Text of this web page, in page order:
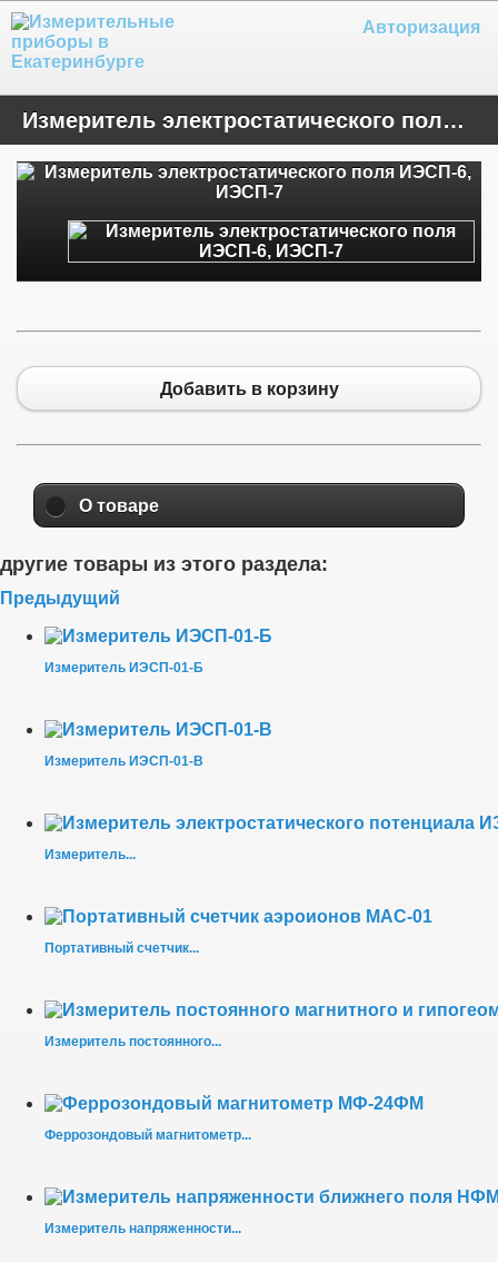
Авторизация
Измеритель электростатического поля ИЭСП-6, ИЭСП-7
Добавить в корзину
О товаре
другие товары из этого раздела:
Предыдущий
Измеритель ИЭСП-01-Б
Измеритель ИЭСП-01-В
Измеритель...
Портативный счетчик...
Измеритель постоянного...
Феррозондовый магнитометр...
Измеритель напряженности...